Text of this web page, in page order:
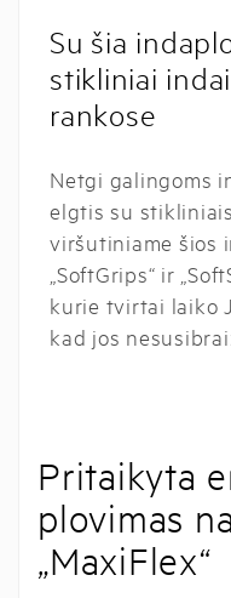
Su šia
stikliniai
rankose
Netgi galingoms
elgtis su
viršutiniame šios
„SoftGrips“ ir
kurie tvirtai laiko
kad jos
Pritaikyta
plovimas
„MaxiFlex“